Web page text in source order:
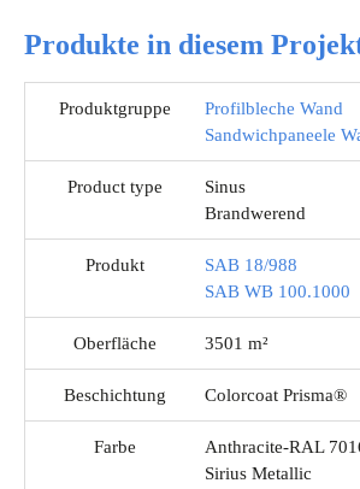
Produkte in diesem
Produktgruppe
Profilbleche Wand
Sandwichpaneele
Product type
Sinus
Brandwerend
Produkt
SAB 18/988
SAB WB 100.1000
Oberfläche 3501 m²
Beschichtung Colorcoat Prisma®
Farbe
Anthracite-RAL
Sirius Metallic